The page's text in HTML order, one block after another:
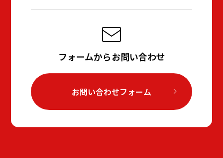
フォームからお問い合わせ
お問い合わせフォーム